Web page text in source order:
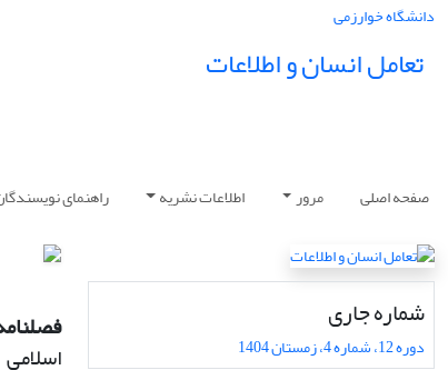
دانشگاه خوارزمی
تعامل انسان و اطلاعات
صفحه اصلی مرور اطلاعات نشریه راهنمای
شماره جاری
دوره 12، شماره 4، زمستان 1404